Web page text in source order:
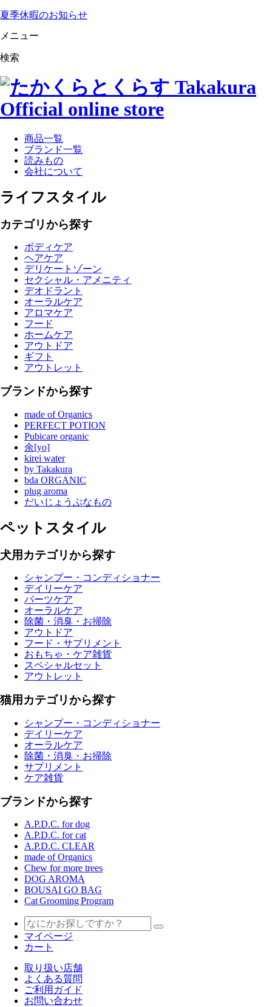
夏季休暇のお知らせ
メニュー
検索
商品一覧
ブランド一覧
読みもの
会社について
ライフスタイル
カテゴリから探す
ボディケア
ヘアケア
デリケートゾーン
セクシャル・アメニティ
デオドラント
オーラルケア
アロマケア
フード
ホームケア
アウトドア
ギフト
アウトレット
ブランドから探す
made of Organics
PERFECT POTION
Pubicare organic
余[yo]
kirei water
by Takakura
bda ORGANIC
plug aroma
だいじょうぶなもの
ペットスタイル
犬用カテゴリから探す
シャンプー・コンディショナー
デイリーケア
パーツケア
オーラルケア
除菌・消臭・お掃除
アウトドア
フード・サプリメント
おもちゃ・ケア雑貨
スペシャルセット
アウトレット
猫用カテゴリから探す
シャンプー・コンディショナー
デイリーケア
オーラルケア
除菌・消臭・お掃除
サプリメント
ケア雑貨
ブランドから探す
A.P.D.C. for dog
A.P.D.C. for cat
A.P.D.C. CLEAR
made of Organics
Chew for more trees
DOG AROMA
BOUSAI GO BAG
Cat Grooming Program
マイページ
カート
取り扱い店舗
よくある質問
ご利用ガイド
お問い合わせ